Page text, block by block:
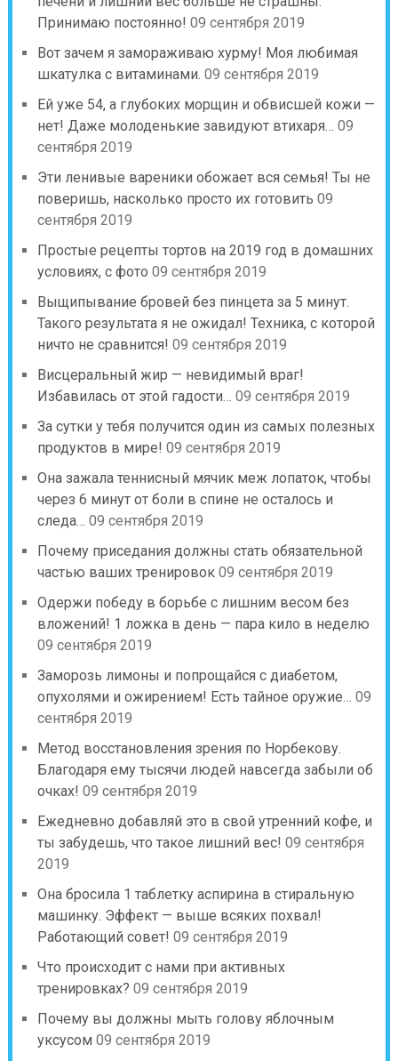
Принимаю постоянно! 09 сентября 2019
Вот зачем я замораживаю хурму! Моя любимая
шкатулка с витаминами. 09 сентября 2019
Ей уже 54, а глубоких морщин и обвисшей кожи —
нет! Даже молоденькие завидуют втихаря… 09
сентября 2019
Эти ленивые вареники обожает вся семья! Ты не
поверишь, насколько просто их готовить 09
сентября 2019
Простые рецепты тортов на 2019 год в домашних
условиях, с фото 09 сентября 2019
Выщипывание бровей без пинцета за 5 минут.
Такого результата я не ожидал! Техника, с которой
ничто не сравнится! 09 сентября 2019
Висцеральный жир — невидимый враг!
Избавилась от этой гадости… 09 сентября 2019
За сутки у тебя получится один из самых полезных
продуктов в мире! 09 сентября 2019
Она зажала теннисный мячик меж лопаток, чтобы
через 6 минут от боли в спине не осталось и
следа… 09 сентября 2019
Почему приседания должны стать обязательной
частью ваших тренировок 09 сентября 2019
Одержи победу в борьбе с лишним весом без
вложений! 1 ложка в день — пара кило в неделю
09 сентября 2019
Заморозь лимоны и попрощайся с диабетом,
опухолями и ожирением! Есть тайное оружие… 09
сентября 2019
Метод восстановления зрения по Норбекову.
Благодаря ему тысячи людей навсегда забыли об
очках! 09 сентября 2019
Ежедневно добавляй это в свой утренний кофе, и
ты забудешь, что такое лишний вес! 09 сентября
2019
Она бросила 1 таблетку аспирина в стиральную
машинку. Эффект — выше всяких похвал!
Работающий совет! 09 сентября 2019
Что происходит с нами при активных
тренировках? 09 сентября 2019
Почему вы должны мыть голову яблочным
уксусом 09 сентября 2019